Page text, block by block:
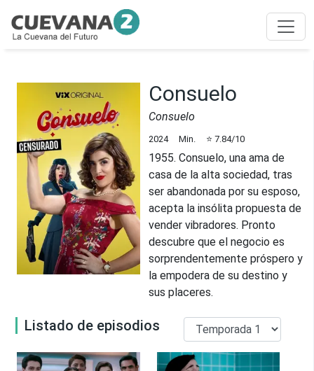
Consuelo
Consuelo
2024 Min. ⭐ 7.84/10
1955. Consuelo, una ama de
casa de la alta sociedad, tras
ser abandonada por su esposo,
acepta la insólita propuesta de
vender vibradores. Pronto
descubre que el negocio es
sorprendentemente próspero y
la empodera de su destino y
sus placeres.
Listado de episodios